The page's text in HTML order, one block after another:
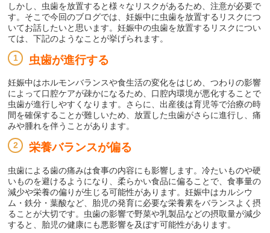
しかし、虫歯を放置すると様々なリスクがあるため、注意が必要で
す。そこで今回のブログでは、妊娠中に虫歯を放置するリスクにつ
いてお話したいと思います。妊娠中の虫歯を放置するリスクについ
ては、下記のようなことが挙げられます。
虫歯が進行する
妊娠中はホルモンバランスや食生活の変化をはじめ、つわりの影響
によって口腔ケアが疎かになるため、口腔内環境が悪化することで
虫歯が進行しやすくなります。さらに、出産後は育児等で治療の時
間を確保することが難しいため、放置した虫歯がさらに進行し、痛
みや腫れを伴うことがあります。
栄養バランスが偏る
虫歯による歯の痛みは食事の内容にも影響します。冷たいものや硬
いものを避けるようになり、柔らかい食品に偏ることで、食事量の
減少や栄養の偏りが生じる可能性があります。妊娠中はカルシウ
ム・鉄分・葉酸など、胎児の発育に必要な栄養素をバランスよく摂
ることが大切です。虫歯の影響で野菜や乳製品などの摂取量が減少
すると、胎児の健康にも悪影響を及ぼす可能性があります。